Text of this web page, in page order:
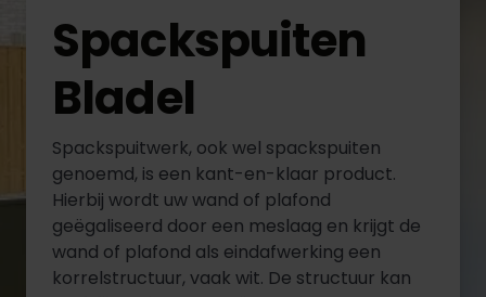
Spackspuiten
Bladel
Spackspuitwerk, ook wel spackspuiten
genoemd, is een kant-en-klaar product.
Hierbij wordt uw wand of plafond
geëgaliseerd door een meslaag en krijgt de
wand of plafond als eindafwerking een
korrelstructuur, vaak wit. De structuur kan